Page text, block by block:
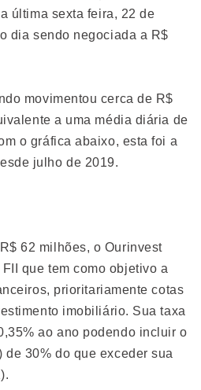
última sexta feira, 22 de
dia sendo negociada a R$
movimentou cerca de R$
a uma média diária de
o gráfica abaixo, esta foi a
julho de 2019.
62 milhões, o Ourinvest
que tem como objetivo a
prioritariamente cotas
imobiliário. Sua taxa
ao ano podendo incluir o
30% do que exceder sua